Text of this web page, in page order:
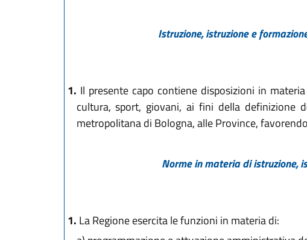
L.R. 18 luglio 2017, n.
L.R. 22 ottobre 2018,
L.R. 27 dicembre
Istruzione, istruzione e
1. Il presente capo contiene disposizioni in
cultura, sport, giovani, ai fini della definizione
metropolitana di Bologna, alle Province,
Norme in materia di istruzione,
1. La Regione esercita le funzioni in materia di: